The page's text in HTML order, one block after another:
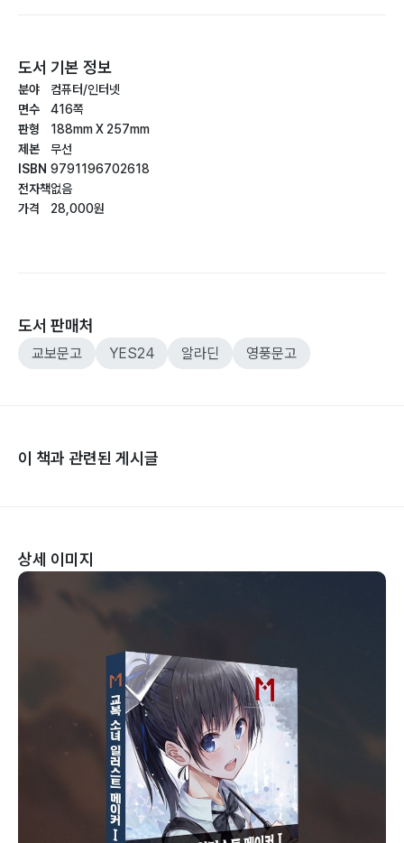
도서 기본 정보
분야
면수
판형
제본
ISBN
전자책
가격
컴퓨터/인터넷
416쪽
188mm X 257mm
무선
9791196702618
없음
28,000원
도서 판매처
교보문고 YES24 알라딘 영풍문고
이 책과 관련된 게시글
상세 이미지